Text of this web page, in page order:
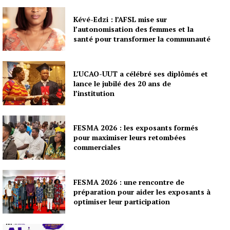
Kévé-Edzi : l’AFSL mise sur
l’autonomisation des femmes et la
santé pour transformer la communauté
L’UCAO-UUT a célébré ses diplômés et
lance le jubilé des 20 ans de
l’institution
FESMA 2026 : les exposants formés
pour maximiser leurs retombées
commerciales
FESMA 2026 : une rencontre de
préparation pour aider les exposants à
optimiser leur participation